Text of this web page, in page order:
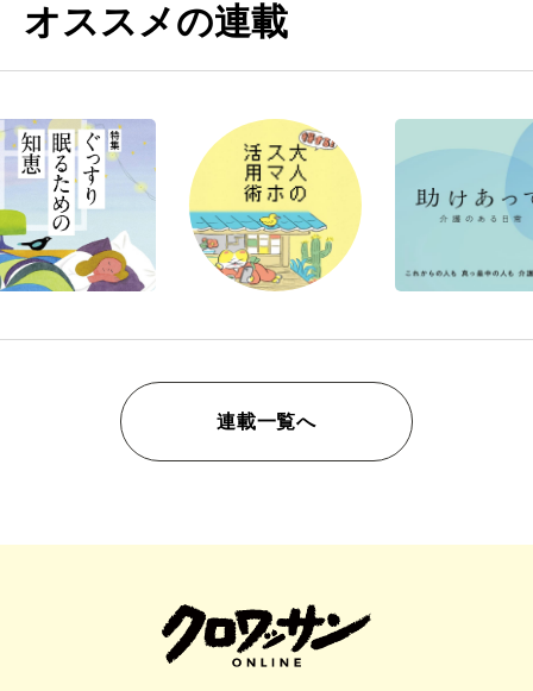
オススメの連載
連載一覧へ